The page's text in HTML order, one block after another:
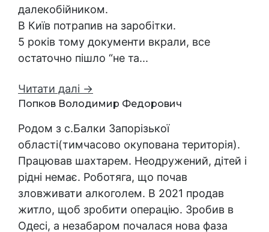
далекобійником.
В Київ потрапив на заробітки.
5 років тому документи вкрали, все
остаточно пішло “не та...
Читати далі →
Попков Володимир Федорович
Родом з с.Балки Запорізької
області(тимчасово окупована територія).
Працював шахтарем. Неодружений, дітей і
рідні немає. Роботяга, що почав
зловживати алкоголем. В 2021 продав
житло, щоб зробити операцію. Зробив в
Одесі, а незабаром почалася нова фаза